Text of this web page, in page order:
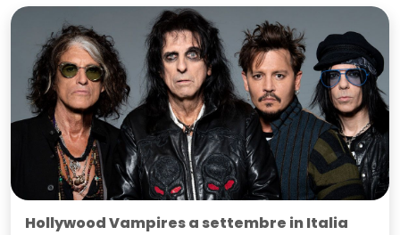
Hollywood Vampires a settembre in Italia